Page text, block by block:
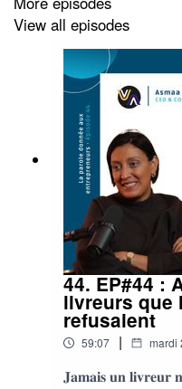
partagent ce qui
pas.
En rentrant en France,
Les événements sont
Mais très codifiés.
Et souvent peu
Alors Martin décide de
recréer ce qu’il a vécu là-
View all episodes
44. EP#44 :
livreurs que
refusaient
59:07 | mardi
𝐉𝐚𝐦𝐚𝐢𝐬 𝐮𝐧 𝐥𝐢𝐯𝐫𝐞𝐮𝐫